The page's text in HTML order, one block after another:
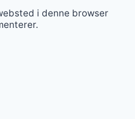
i denne browser